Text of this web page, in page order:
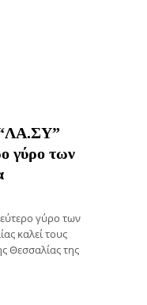
γύρο των
γύρο των
καλεί τους
Θεσσαλίας της